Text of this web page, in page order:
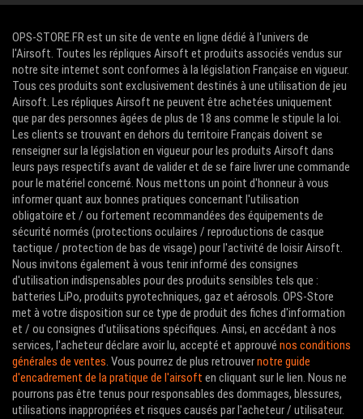
OPS-STORE.FR est un site de vente en ligne dédié à l'univers de
l'Airsoft. Toutes les répliques Airsoft et produits associés vendus sur
notre site internet sont conformes à la législation Française en vigueur.
Tous ces produits sont exclusivement destinés à une utilisation de jeu
Airsoft. Les répliques Airsoft ne peuvent être achetées uniquement
que par des personnes âgées de plus de 18 ans comme le stipule la loi.
Les clients se trouvant en dehors du territoire Français doivent se
renseigner sur la législation en vigueur pour les produits Airsoft dans
leurs pays respectifs avant de valider et de se faire livrer une commande
pour le matériel concerné. Nous mettons un point d'honneur à vous
informer quant aux bonnes pratiques concernant l'utilisation
obligatoire et / ou fortement recommandées des équipements de
sécurité normés (protections oculaires / reproductions de casque
tactique / protection de bas de visage) pour l'activité de loisir Airsoft.
Nous invitons également à vous tenir informé des consignes
d'utilisation indispensables pour des produits sensibles tels que :
batteries LiPo, produits pyrotechniques, gaz et aérosols. OPS-Store
met à votre disposition sur ce type de produit des fiches d'information
et / ou consignes d'utilisations spécifiques. Ainsi, en accédant à nos
services, l'acheteur déclare avoir lu, accepté et approuvé nos conditions
générales de ventes. Vous pourrez de plus retrouvernotre guide
d'encadrement de la pratique de l'airsoft en cliquant sur le lien. Nous ne
pourrons pas être tenus pour responsables des dommages, blessures,
utilisations inappropriées et risques causés par l'acheteur / utilisateur.